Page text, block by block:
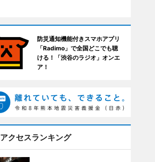
防災通知機能付きスマホアプリ
「Radimo」で全国どこでも聴
ける！「渋谷のラジオ」オンエ
ア！
アクセスランキング